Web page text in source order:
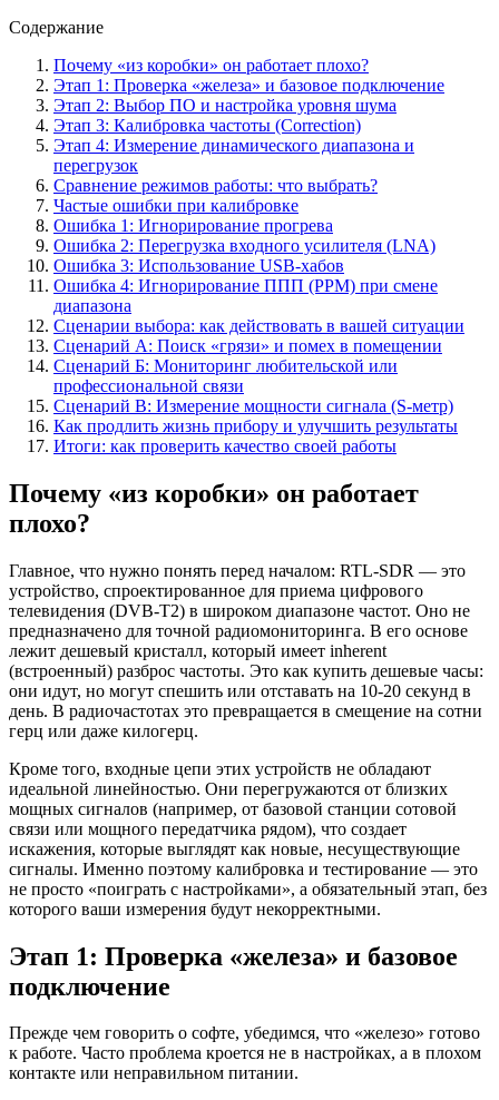
Содержание
Почему «из коробки» он работает плохо?
Этап 1: Проверка «железа» и базовое подключение
Этап 2: Выбор ПО и настройка уровня шума
Этап 3: Калибровка частоты (Correction)
Этап 4: Измерение динамического диапазона и
перегрузок
Сравнение режимов работы: что выбрать?
Частые ошибки при калибровке
Ошибка 1: Игнорирование прогрева
Ошибка 2: Перегрузка входного усилителя (LNA)
Ошибка 3: Использование USB-хабов
Ошибка 4: Игнорирование ППП (PPM) при смене
диапазона
Сценарии выбора: как действовать в вашей ситуации
Сценарий А: Поиск «грязи» и помех в помещении
Сценарий Б: Мониторинг любительской или
профессиональной связи
Сценарий В: Измерение мощности сигнала (S-метр)
Как продлить жизнь прибору и улучшить результаты
Итоги: как проверить качество своей работы
Почему «из коробки» он работает
плохо?
Главное, что нужно понять перед началом: RTL-SDR — это
устройство, спроектированное для приема цифрового
телевидения (DVB-T2) в широком диапазоне частот. Оно не
предназначено для точной радиомониторинга. В его основе
лежит дешевый кристалл, который имеет inherent
(встроенный) разброс частоты. Это как купить дешевые часы:
они идут, но могут спешить или отставать на 10-20 секунд в
день. В радиочастотах это превращается в смещение на сотни
герц или даже килогерц.
Кроме того, входные цепи этих устройств не обладают
идеальной линейностью. Они перегружаются от близких
мощных сигналов (например, от базовой станции сотовой
связи или мощного передатчика рядом), что создает
искажения, которые выглядят как новые, несуществующие
сигналы. Именно поэтому калибровка и тестирование — это
не просто «поиграть с настройками», а обязательный этап, без
которого ваши измерения будут некорректными.
Этап 1: Проверка «железа» и базовое
подключение
Прежде чем говорить о софте, убедимся, что «железо» готово
к работе. Часто проблема кроется не в настройках, а в плохом
контакте или неправильном питании.